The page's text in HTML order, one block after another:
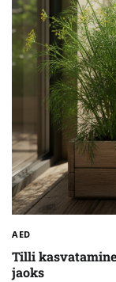
AED
Tilli
jaoks